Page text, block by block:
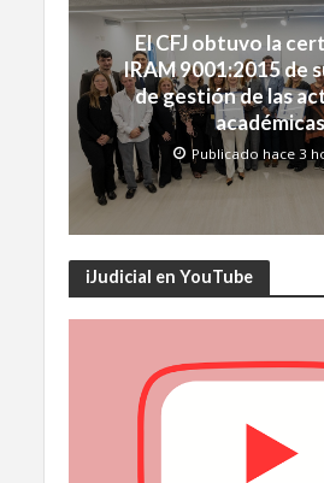
El CFJ obtuvo la
IRAM 9001:2015 de
de gestión de las
académicas
Publicado hace 3
iJudicial en YouTube